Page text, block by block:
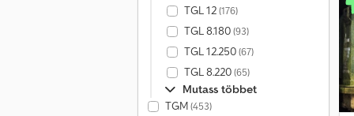
TGL 12(176)
TGL 8.180(93)
TGL 12.250(67)
TGL 8.220(65)
Mutass többet
TGM(453)